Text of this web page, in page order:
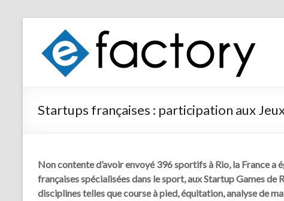
Startups françaises : participation aux
Non contente d’avoir envoyé 396 sportifs à Rio, la France
françaises spécialisées dans le sport, aux Startup Games de
disciplines telles que course à pied, équitation, analyse de